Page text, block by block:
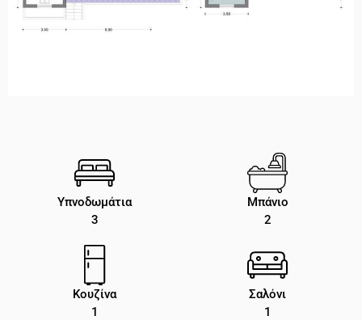
Υπνοδωμάτια
3
Μπάνιο
2
Κουζίνα
1
Σαλόνι
1